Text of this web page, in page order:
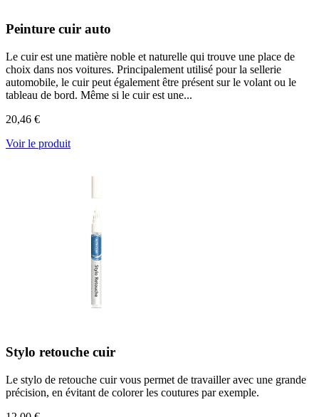
Peinture cuir auto
Le cuir est une matière noble et naturelle qui trouve une place de
choix dans nos voitures. Principalement utilisé pour la sellerie
automobile, le cuir peut également être présent sur le volant ou le
tableau de bord. Même si le cuir est une...
20,46 €
Voir le produit
Stylo retouche cuir
Le stylo de retouche cuir vous permet de travailler avec une grande
précision, en évitant de colorer les coutures par exemple.